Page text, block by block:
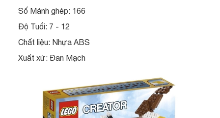
Số Mảnh ghép: 166
Độ Tuổi: 7 - 12
Chất liệu: Nhựa ABS
Xuất xứ: Đan Mạch